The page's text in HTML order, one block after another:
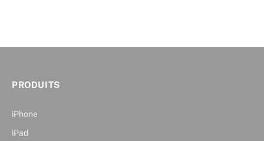
PRODUITS
iPhone
iPad